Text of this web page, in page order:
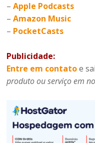
–Apple Podcasts
–Amazon Music
– PocketCasts
Publicidade:
Entre em contatoe
produto ou serviço em